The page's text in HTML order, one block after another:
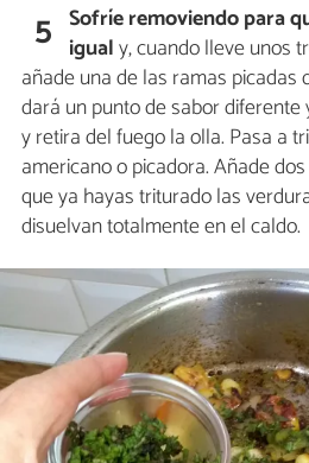
5 Sofríe removiendo para
igualy, cuando lleve unos
añade una de las ramas picadas
dará un punto de sabor diferente
y retira del fuego la olla. Pasa a
americano o picadora. Añade
que ya hayas triturado las
disuelvan totalmente en el caldo.